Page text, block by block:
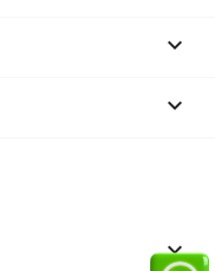

keyboard_arrow_down
